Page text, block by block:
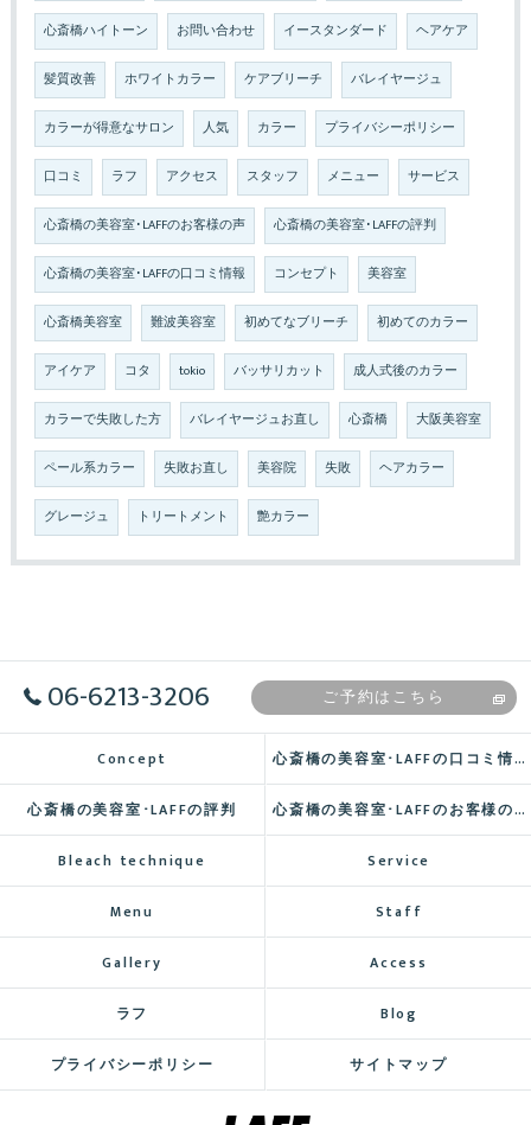
心斎橋ハイトーン お問い合わせ イースタンダード ヘアケア
髪質改善 ホワイトカラー ケアブリーチ バレイヤージュ
カラーが得意なサロン 人気 カラー プライバシーポリシー
口コミ ラフ アクセス スタッフ メニュー サービス
心斎橋の美容室･LAFFのお客様の声 心斎橋の美容室･LAFFの評判
心斎橋の美容室･LAFFの口コミ情報 コンセプト 美容室
心斎橋美容室 難波美容室 初めてなブリーチ 初めてのカラー
アイケア コタ tokio バッサリカット 成人式後のカラー
カラーで失敗した方 バレイヤージュお直し 心斎橋 大阪美容室
ペール系カラー 失敗お直し 美容院 失敗 ヘアカラー
グレージュ トリートメント 艶カラー
06-6213-3206 ご予約はこちら
Concept 心斎橋の美容室･LAFFの口コミ情報
心斎橋の美容室･LAFFの評判 心斎橋の美容室･LAFFのお客様の声
Bleach technique Service
Menu Staff
Gallery Access
ラフ Blog
プライバシーポリシー サイトマップ